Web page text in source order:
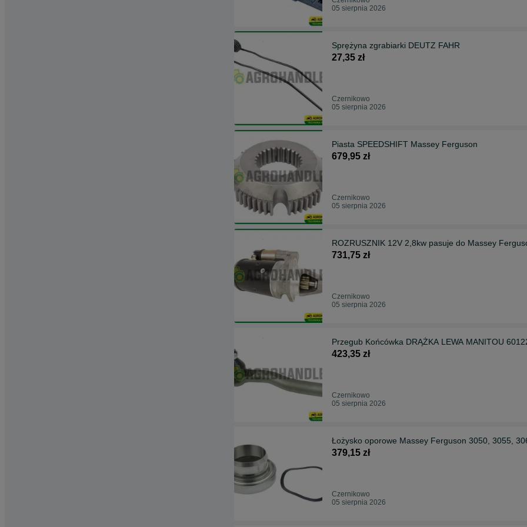
05 sierpnia 2026
Sprężyna zgrabiarki DEUTZ FAHR
27,35 zł
Czernikowo
05 sierpnia 2026
Piasta SPEEDSHIFT Massey Ferguson
679,95 zł
Czernikowo
05 sierpnia 2026
ROZRUSZNIK 12V 2,8kw pasuje do Massey
731,75 zł
Czernikowo
05 sierpnia 2026
Przegub Końcówka DRĄŻKA LEWA MANITOU
423,35 zł
Czernikowo
05 sierpnia 2026
Łożysko oporowe Massey Ferguson 3050, 3055,
379,15 zł
Czernikowo
05 sierpnia 2026